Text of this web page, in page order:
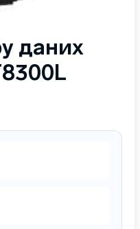
даних